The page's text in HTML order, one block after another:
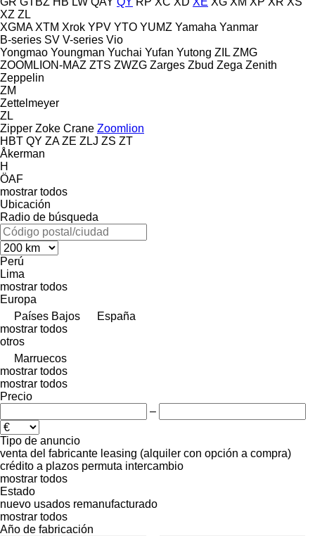
XZ ZL
XGMA XTM Xrok YPV YTO YUMZ Yamaha Yanmar
B-series SV V-series Vio
Yongmao Youngman Yuchai Yufan Yutong ZIL ZMG
ZOOMLION-MAZ ZTS ZWZG Zarges Zbud Zega Zenith
Zeppelin
ZM
Zettelmeyer
ZL
Zipper Zoke Crane Zoomlion
HBT QY ZA ZE ZLJ ZS ZT
Åkerman
H
ÖAF
mostrar todos
Ubicación
Radio de búsqueda
Perú
Lima
mostrar todos
Europa
Países Bajos
España
mostrar todos
otros
Marruecos
mostrar todos
mostrar todos
Precio
–
Tipo de anuncio
venta del fabricante leasing (alquiler con opción a compra)
crédito a plazos permuta intercambio
mostrar todos
Estado
nuevo usados remanufacturado
mostrar todos
Año de fabricación